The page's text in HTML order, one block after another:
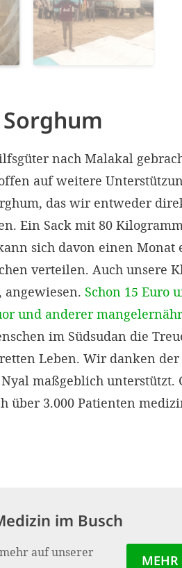
nach Malakal
auf weitere
das wir entweder
Ein Sack mit 80
sich davon einen Monat
verteilen. Auch unsere
angewiesen. Schon 15 Euro
und anderer
im Südsudan die
Leben. Wir danken der
maßgeblich unterstützt.
3.000 Patienten
im Busch
auf unserer
MEHR